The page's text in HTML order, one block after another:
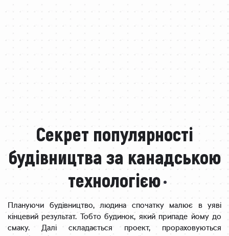
Секрет популярності
будівництва за канадською
технологією
Плануючи будівництво, людина спочатку малює в уяві
кінцевий результат. Тобто будинок, який припаде йому до
смаку. Далі складається проект, прораховуються